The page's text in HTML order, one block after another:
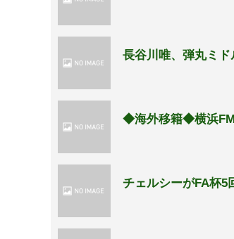
長谷川唯、弾丸ミ
◆海外移籍◆横浜FM
チェルシーがFA杯